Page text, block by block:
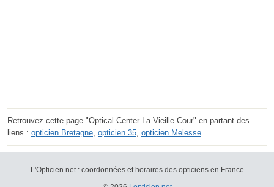
Retrouvez cette page "Optical Center La Vieille Cour" en partant des
liens : opticien Bretagne, opticien 35, opticien Melesse.
L'Opticien.net : coordonnées et horaires des opticiens en France